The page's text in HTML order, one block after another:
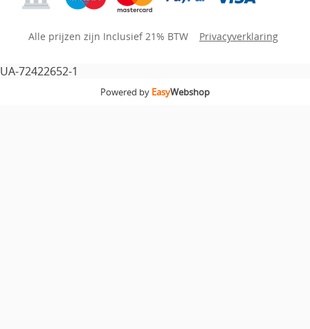
Alle prijzen zijn Inclusief 21% BTW Privacyverklaring
UA-72422652-1
Powered by EasyWebshop